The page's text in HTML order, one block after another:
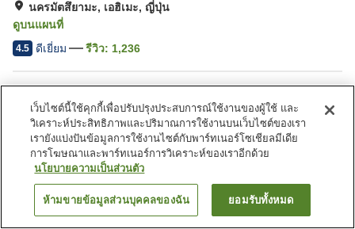
นครมัตสึยามะ, เอฮิเมะ, ญี่ปุ่น
ดูบนแผนที่
4.5 ดีเยี่ยม รีวิว: 1,236
ที่จอดรถ
ซาวน่า
สปา/บิวตี้ซาลอน
สระว่ายน้ำ
หน้าแรก ญี่ปุ่น เอฮิเมะ
ค้นหาห้องพัก
เว็บไซต์นี้ใช้คุกกี้เพื่อปรับปรุงประสบการณ์ใช้งานของผู้ใช้ และ
วิเคราะห์ประสิทธิภาพและปริมาณการใช้งานบนเว็บไซต์ของเรา
เรายังแบ่งปันข้อมูลการใช้งานไซต์กับพาร์ทเนอร์โซเชียลมีเดีย
การโฆษณาและพาร์ทเนอร์การวิเคราะห์ของเราอีกด้วย
นโยบายความเป็นส่วนตัว
ห้ามขายข้อมูลส่วนบุคคลของฉัน ยอมรับทั้งหมด